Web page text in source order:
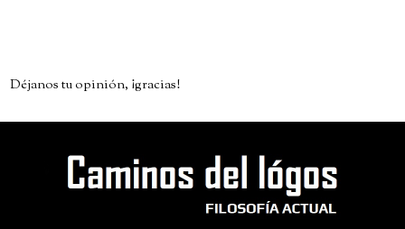
Déjanos tu opinión, ¡gracias!